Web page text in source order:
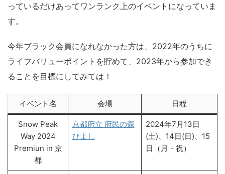
っているだけあってワンランク上のイベントになっていま
す。
今年ブラック会員になれなかった方は、2022年のうちに
ライフバリューポイントを貯めて、2023年から参加でき
ることを目標にしてみては！
イベント名 会場 日程
Snow Peak
Way 2024
Premiun in 京
都
京都府立 府民の森
ひよし
2024年7月13日
(土)、14日(日)、15
日（月・祝）